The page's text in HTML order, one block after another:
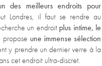
des meilleurs endroits pour
Londres, il faut se rendre au
un endroit plus intime, le
propose une immense sélection
y prendre un dernier verre à la
cet endroit ultra-discret.